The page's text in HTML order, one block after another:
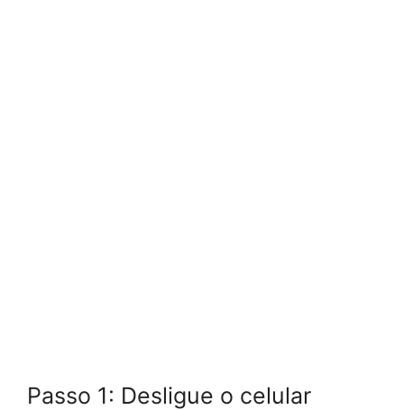
Passo 1: Desligue o celular